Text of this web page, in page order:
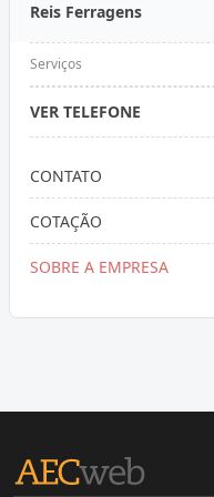
Reis Ferragens
Serviços
VER TELEFONE
CONTATO
COTAÇÃO
SOBRE A EMPRESA